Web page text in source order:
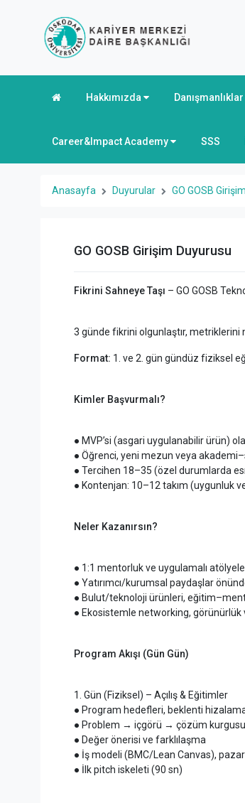
Hakkımızda Danışmanlıklar
Career&Impact Academy SSS
Anasayfa Duyurular GO GOSB
GO GOSB Girişim Duyurusu
Fikrini Sahneye Taşı – GO GOSB
3 günde fikrini olgunlaştır, metriklerini
Format: 1. ve 2. gün gündüz fiziksel
Kimler Başvurmalı?
● MVP’si (asgari uygulanabilir ürün)
● Öğrenci, yeni mezun veya
● Tercihen 18–35 (özel durumlarda
● Kontenjan: 10–12 takım (uygunluk
Neler Kazanırsın?
● 1:1 mentorluk ve uygulamalı
● Yatırımcı/kurumsal paydaşlar
● Bulut/teknoloji ürünleri,
● Ekosistemle networking,
Program Akışı (Gün Gün)
1. Gün (Fiziksel) – Açılış & Eğitimler
● Program hedefleri, beklenti
● Problem → içgörü → çözüm kurgusu
● Değer önerisi ve farklılaşma
● İş modeli (BMC/Lean Canvas), pazar
● İlk pitch iskeleti (90 sn)